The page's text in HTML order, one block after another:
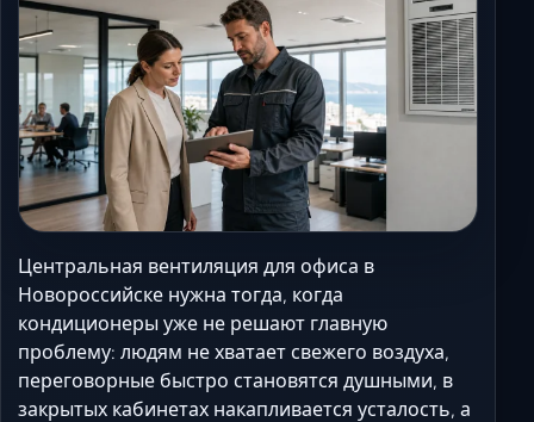
Махачкала
Минеральные Воды
Назрань
Нальчик
Пятигорск
Ростов-на-Дону
Сочи
Ставрополь
Таганрог
Центральная вентиляция для офиса в
Новороссийске нужна тогда, когда
кондиционеры уже не решают главную
проблему: людям не хватает свежего воздуха,
переговорные быстро становятся душными, в
закрытых кабинетах накапливается усталость, а